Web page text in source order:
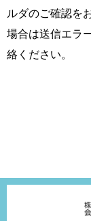
ルダのご確認を
場合は送信エラ
絡ください。